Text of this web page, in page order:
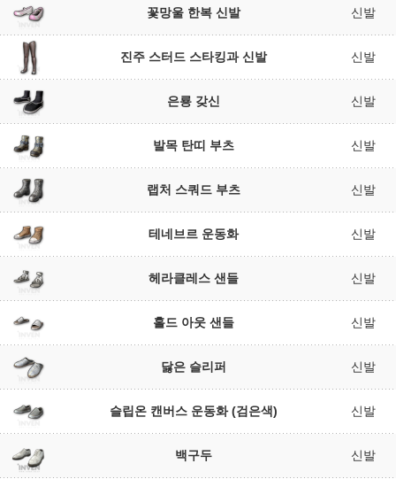
꽃망울 한복 신발 신발
진주 스터드 스타킹과 신발 신발
은룡 갖신 신발
발목 탄띠 부츠 신발
랩처 스쿼드 부츠 신발
테네브르 운동화 신발
헤라클레스 샌들 신발
홀드 아웃 샌들 신발
닳은 슬리퍼 신발
슬립온 캔버스 운동화 (검은색) 신발
백구두 신발